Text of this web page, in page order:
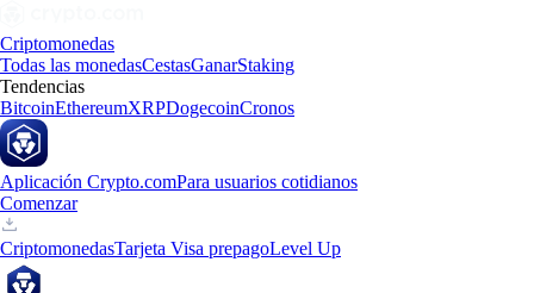
Criptomonedas
Todas las monedasCestasGanarStaking
Tendencias
BitcoinEthereumXRPDogecoinCronos
Aplicación Crypto.comPara usuarios cotidianos
Comenzar
CriptomonedasTarjeta Visa prepagoLevel Up